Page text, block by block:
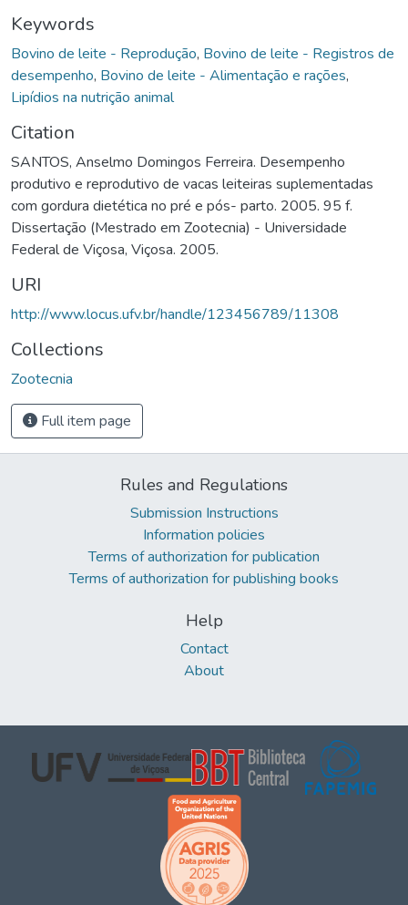
Keywords
Bovino de leite - Reprodução, Bovino de leite - Registros de
desempenho, Bovino de leite - Alimentação e rações,
Lipídios na nutrição animal
Citation
SANTOS, Anselmo Domingos Ferreira. Desempenho
produtivo e reprodutivo de vacas leiteiras suplementadas
com gordura dietética no pré e pós- parto. 2005. 95 f.
Dissertação (Mestrado em Zootecnia) - Universidade
Federal de Viçosa, Viçosa. 2005.
URI
http://www.locus.ufv.br/handle/123456789/11308
Collections
Zootecnia
Full item page
Rules and Regulations
Submission Instructions
Information policies
Terms of authorization for publication
Terms of authorization for publishing books
Help
Contact
About